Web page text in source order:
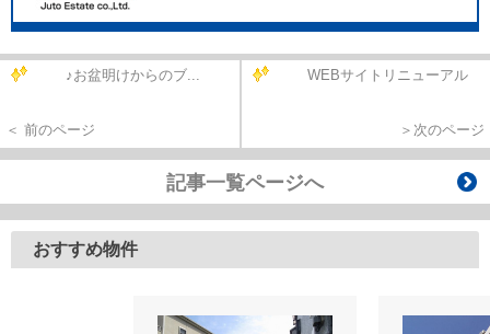
♪お盆明けからのブ...
＜ 前のページ
WEBサイトリニューアル
＞次のページ
記事一覧ページへ
おすすめ物件